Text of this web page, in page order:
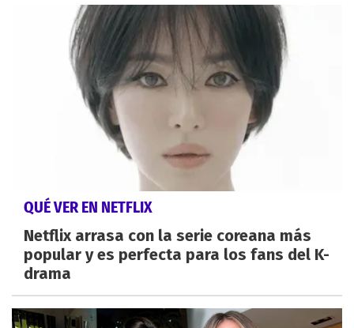
QUÉ VER EN NETFLIX
Netflix arrasa con la serie coreana más
popular y es perfecta para los fans del K-
drama